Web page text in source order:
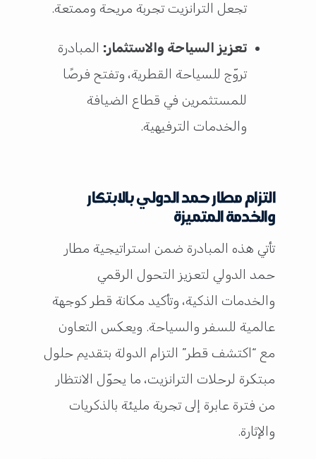
تجعل الترانزيت تجربة مريحة وممتعة.
تعزيز السياحة والاستثمار: المبادرة
تروّج للسياحة القطرية، وتفتح فرصًا
للمستثمرين في قطاع الضيافة
والخدمات الترفيهية.
التزام مطار حمد الدولي بالابتكار
والخدمة المتميزة
تأتي هذه المبادرة ضمن استراتيجية مطار
حمد الدولي لتعزيز التحول الرقمي
والخدمات الذكية، وتأكيد مكانة قطر كوجهة
عالمية للسفر والسياحة. ويعكس التعاون
مع “اكتشف قطر” التزام الدولة بتقديم حلول
مبتكرة لرحلات الترانزيت، ما يحوّل الانتظار
من فترة عابرة إلى تجربة مليئة بالذكريات
والإثارة.